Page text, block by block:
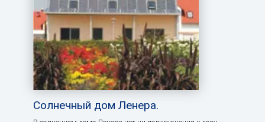
Солнечный дом Ленера.